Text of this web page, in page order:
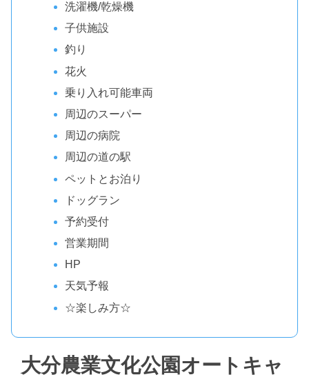
洗濯機/乾燥機
子供施設
釣り
花火
乗り入れ可能車両
周辺のスーパー
周辺の病院
周辺の道の駅
ペットとお泊り
ドッグラン
予約受付
営業期間
HP
天気予報
☆楽しみ方☆
大分農業文化公園オートキャ